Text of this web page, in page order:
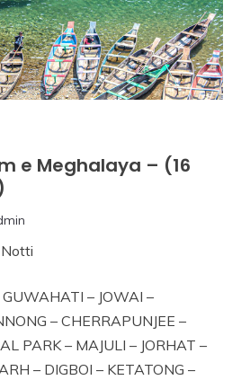
INDIA
IN NORD,
IN SUD,
DI AUTO
INDIA,
IN INDIA
INDIA
AGENZIA
IN INDIA,
VIAGGI IN
e Meghalaya – (16
GUWAHATI – JOWAI –
– CHERRAPUNJEE –
PARK – MAJULI – JORHAT –
– DIGBOI – KETATONG –